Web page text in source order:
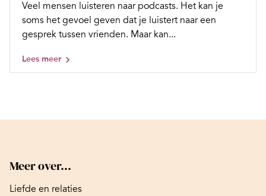
Veel mensen luisteren naar podcasts. Het kan je
soms het gevoel geven dat je luistert naar een
gesprek tussen vrienden. Maar kan...
Lees meer
Meer over...
Liefde en relaties